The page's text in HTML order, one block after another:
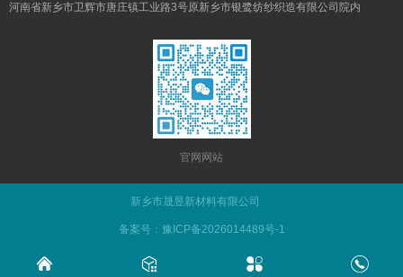
河南省新乡市卫辉市唐庄镇工业路3号原新乡市银鹭纺纱织造有限公司院内
官网网站
新乡市晟昱新材料有限公司
备案号：豫ICP备2026014489号-1